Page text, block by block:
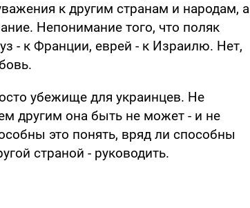
к другим странам и народам, а
Непонимание того, что поляк
- к Франции, еврей - к Израилю. Нет,
убежище для украинцев. Не
другим она быть не может - и не
это понять, вряд ли способны
страной - руководить.